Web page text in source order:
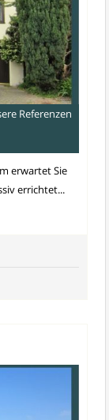
Referenzen
erwartet Sie
errichtet...